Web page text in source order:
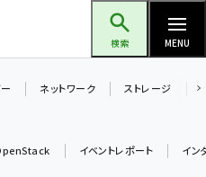
検索 MENU
ネットワーク ストレージ
イベントレポート イン